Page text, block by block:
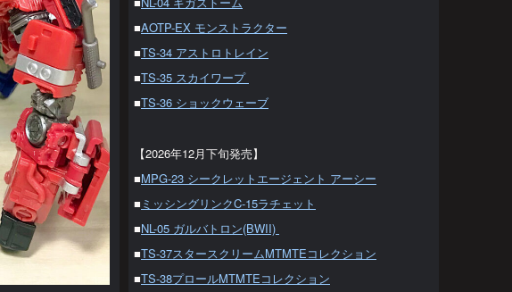
■AOTP-EX モンストラクター
■TS-34 アストロトレイン
■TS-35 スカイワープ
■TS-36 ショックウェーブ
【2026年12月下旬発売】
■MPG-23 シークレットエージェント アーシー
■ ミッシングリンクC-15ラチェット
■NL-05 ガルバトロン(BWII)
■TS-37スタースクリームMTMTEコレクション
■TS-38プロールMTMTEコレクション